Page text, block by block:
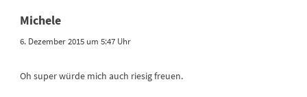
Michele
6. Dezember 2015 um 5:47 Uhr
Oh super würde mich auch riesig freuen.